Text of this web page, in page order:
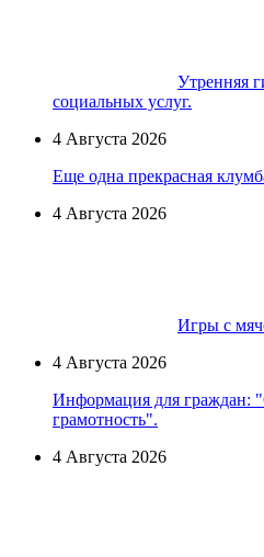
Утренняя
социальных услуг.
4 Августа 2026
Еще одна прекрасная
4 Августа 2026
Игры с
4 Августа 2026
Информация для граждан:
грамотность".
4 Августа 2026